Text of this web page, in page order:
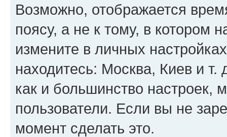
Возможно, отображается
поясу, а не к тому, в котором
измените в личных
находитесь: Москва, Киев и т.
как и большинство настроек,
пользователи. Если вы не
момент сделать это.